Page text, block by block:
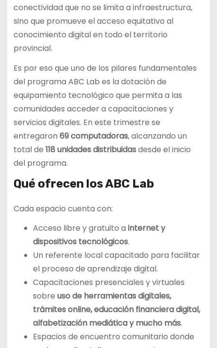
conectividad que no se limita a infraestructura,
sino que promueve el acceso equitativo al
conocimiento digital en todo el territorio
provincial.
Es por eso que uno de los pilares fundamentales
del programa ABC Lab es la dotación de
equipamiento tecnológico que permita a las
comunidades acceder a capacitaciones y
servicios digitales. En este trimestre se
entregaron 69 computadoras, alcanzando un
total de 118 unidades distribuidasdesde el inicio
del programa.
Qué ofrecen los ABC Lab
Cada espacio cuenta con:
Acceso libre y gratuito a internet y
dispositivos tecnológicos.
Un referente local capacitado para facilitar
el proceso de aprendizaje digital.
Capacitaciones presenciales y virtuales
sobre uso de herramientas digitales,
trámites online, educación financiera digital,
alfabetización mediática y mucho más.
Espacios de encuentro comunitario donde